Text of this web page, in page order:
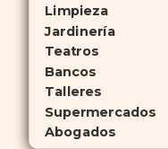
Limpieza
Jardinería
Teatros
Bancos
Talleres
Supermercados
Abogados